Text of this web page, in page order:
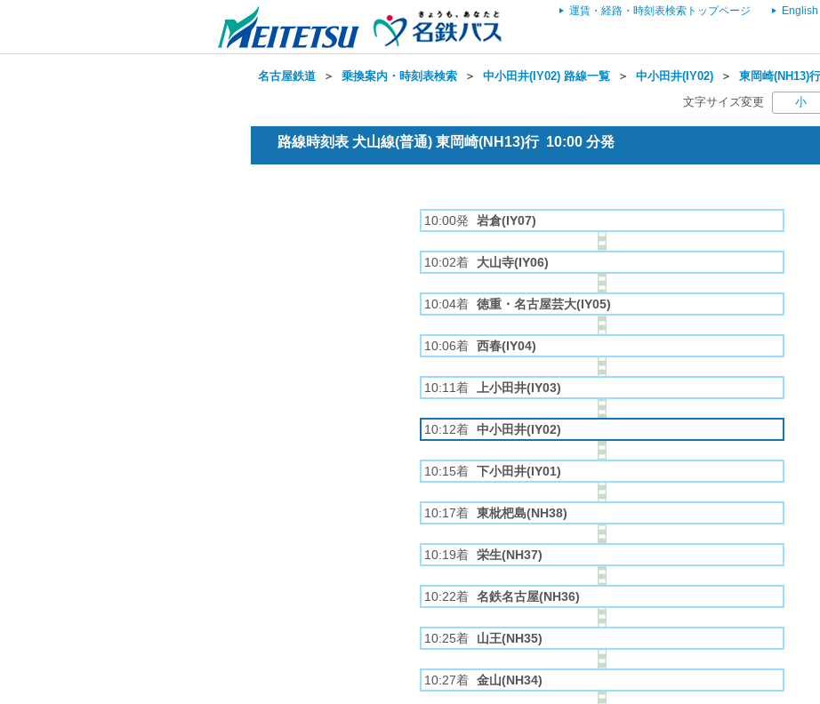
運賃・経路・時刻表検索トップページ English
名古屋鉄道 ＞ 乗換案内・時刻表検索 ＞ 中小田井(IY02) 路線一覧 ＞ 中小田井(IY02) ＞ 東岡崎(NH13)
文字サイズ変更 小
路線時刻表 犬山線(普通) 東岡崎(NH13)行 10:00 分発
10:00発 岩倉(IY07)
10:02着 大山寺(IY06)
10:04着 徳重・名古屋芸大(IY05)
10:06着 西春(IY04)
10:11着 上小田井(IY03)
10:12着 中小田井(IY02)
10:15着 下小田井(IY01)
10:17着 東枇杷島(NH38)
10:19着 栄生(NH37)
10:22着 名鉄名古屋(NH36)
10:25着 山王(NH35)
10:27着 金山(NH34)